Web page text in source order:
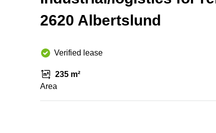
2620 Albertslund
Verified lease
235 m²
Area